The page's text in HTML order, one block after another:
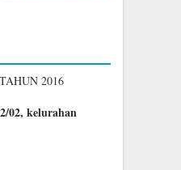
2016
02, kelurahan